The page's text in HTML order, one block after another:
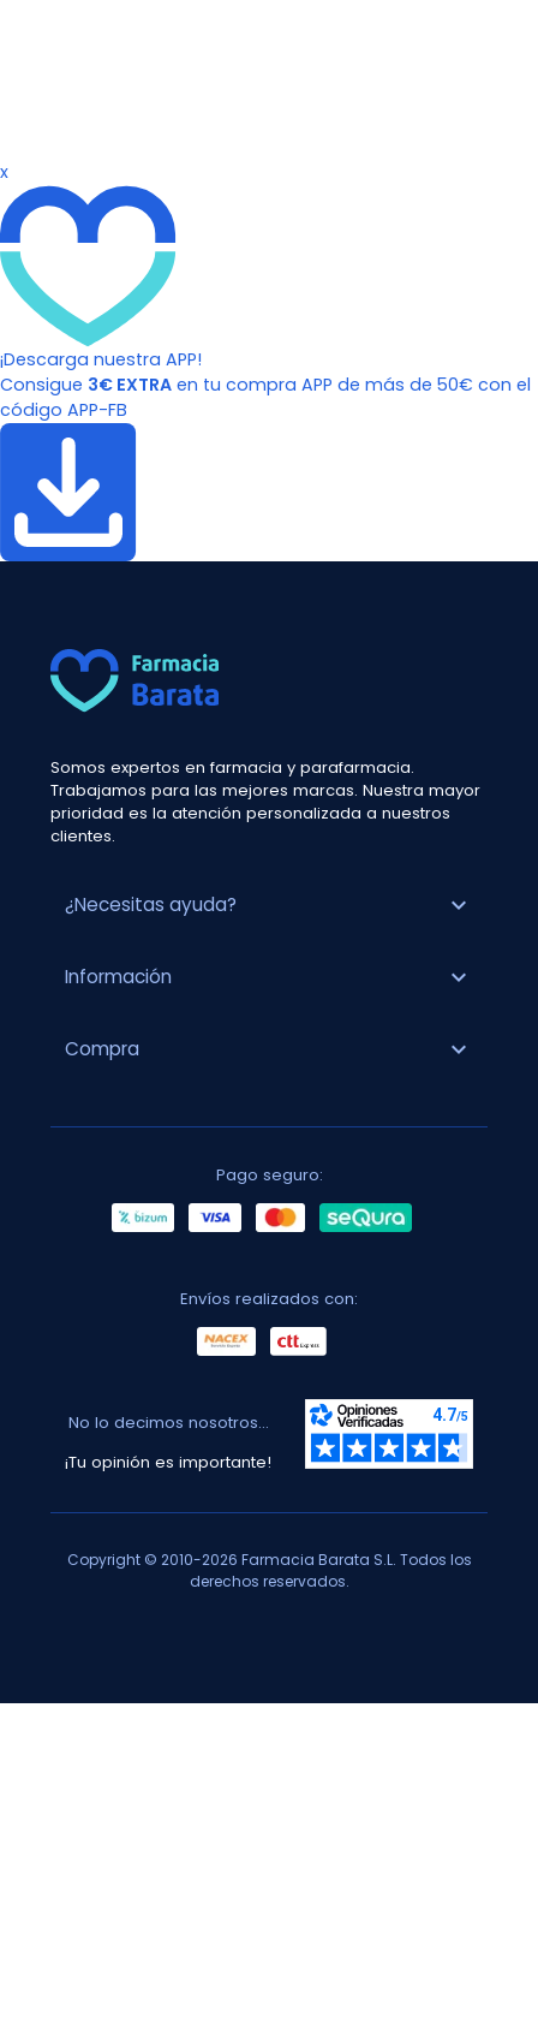
x
¡Descarga nuestra APP!
Consigue 3€ EXTRA en tu compra APP de más de 50€ con el
código APP-FB
Somos expertos en farmacia y parafarmacia.
Trabajamos para las mejores marcas. Nuestra mayor
prioridad es la atención personalizada a nuestros
clientes.
¿Necesitas ayuda? expand_more
Información expand_more
Compra expand_more
Pago seguro:
Envíos realizados con:
No lo decimos nosotros...
¡Tu opinión es importante!
Copyright © 2010-2026 Farmacia Barata S.L. Todos los
derechos reservados.